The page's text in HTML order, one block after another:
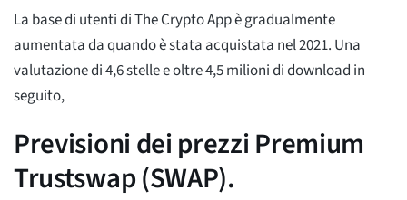
La base di utenti di The Crypto App è gradualmente
aumentata da quando è stata acquistata nel 2021. Una
valutazione di 4,6 stelle e oltre 4,5 milioni di download in
seguito,
Previsioni dei prezzi Premium
Trustswap (SWAP).